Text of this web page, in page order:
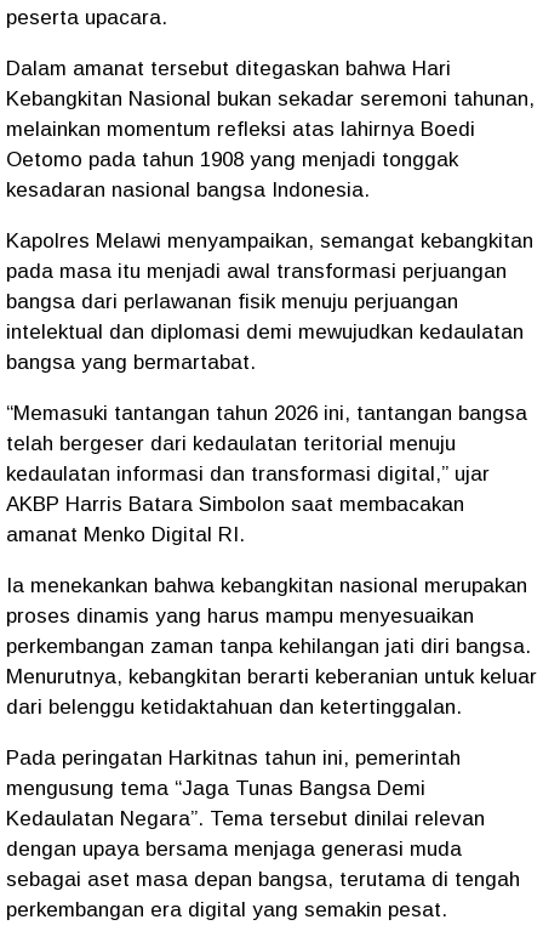
peserta upacara.
Dalam amanat tersebut ditegaskan bahwa Hari
Kebangkitan Nasional bukan sekadar seremoni tahunan,
melainkan momentum refleksi atas lahirnya Boedi
Oetomo pada tahun 1908 yang menjadi tonggak
kesadaran nasional bangsa Indonesia.
Kapolres Melawi menyampaikan, semangat kebangkitan
pada masa itu menjadi awal transformasi perjuangan
bangsa dari perlawanan fisik menuju perjuangan
intelektual dan diplomasi demi mewujudkan kedaulatan
bangsa yang bermartabat.
“Memasuki tantangan tahun 2026 ini, tantangan bangsa
telah bergeser dari kedaulatan teritorial menuju
kedaulatan informasi dan transformasi digital,” ujar
AKBP Harris Batara Simbolon saat membacakan
amanat Menko Digital RI.
Ia menekankan bahwa kebangkitan nasional merupakan
proses dinamis yang harus mampu menyesuaikan
perkembangan zaman tanpa kehilangan jati diri bangsa.
Menurutnya, kebangkitan berarti keberanian untuk keluar
dari belenggu ketidaktahuan dan ketertinggalan.
Pada peringatan Harkitnas tahun ini, pemerintah
mengusung tema “Jaga Tunas Bangsa Demi
Kedaulatan Negara”. Tema tersebut dinilai relevan
dengan upaya bersama menjaga generasi muda
sebagai aset masa depan bangsa, terutama di tengah
perkembangan era digital yang semakin pesat.